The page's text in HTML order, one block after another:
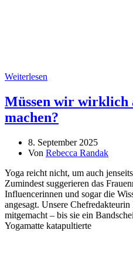
Weiterlesen
Müssen wir
machen?
8. September 2025
Von Rebecca Randak
Yoga reicht nicht, um auch
Zumindest suggerieren das
Influencerinnen und sogar die
angesagt. Unsere
mitgemacht – bis sie ein
Yogamatte katapultierte